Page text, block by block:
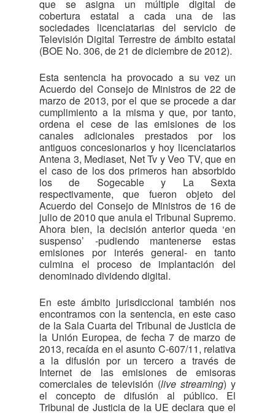
que se asigna un múltiple digital de
cobertura estatal a cada una de las
sociedades licenciatarias del servicio de
Televisión Digital Terrestre de ámbito estatal
(BOE No. 306, de 21 de diciembre de 2012).
Esta sentencia ha provocado a su vez un
Acuerdo del Consejo de Ministros de 22 de
marzo de 2013, por el que se procede a dar
cumplimiento a la misma y que, por tanto,
ordena el cese de las emisiones de los
canales adicionales prestados por los
antiguos concesionarios y hoy licenciatarios
Antena 3, Mediaset, Net Tv y Veo TV, que en
el caso de los dos primeros han absorbido
los de Sogecable y La Sexta
respectivamente, que fueron objeto del
Acuerdo del Consejo de Ministros de 16 de
julio de 2010 que anula el Tribunal Supremo.
Ahora bien, la decisión anterior queda ‘en
suspenso’ -pudiendo mantenerse estas
emisiones por interés general- en tanto
culmina el proceso de implantación del
denominado dividendo digital.
En este ámbito jurisdiccional también nos
encontramos con la sentencia, en este caso
de la Sala Cuarta del Tribunal de Justicia de
la Unión Europea, de fecha 7 de marzo de
2013, recaída en el asunto C-607/11, relativa
a la difusión por un tercero a través de
Internet de las emisiones de emisoras
comerciales de televisión (live streaming) y
el concepto de difusión al público. El
Tribunal de Justicia de la UE declara que el